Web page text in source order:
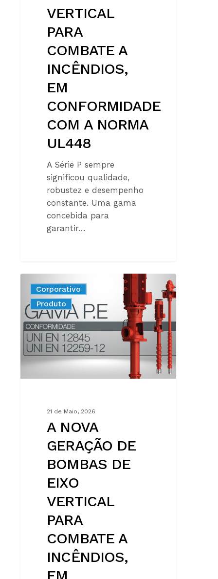
VERTICAL
PARA
COMBATE A
INCÊNDIOS,
EM
CONFORMIDADE
COM A NORMA
UL448
A Série P sempre
significou qualidade,
robustez e desempenho
constante. Uma gama
concebida para
garantir…
NOVA
GERAÇÃO
DE
BOMBAS
DE
EIXO
PARA
CONFORMIDADE
NORMA
Corporativo
New
Produto
21 de Maio, 2026
A NOVA
GERAÇÃO DE
BOMBAS DE
EIXO
VERTICAL
PARA
COMBATE A
INCÊNDIOS,
EM